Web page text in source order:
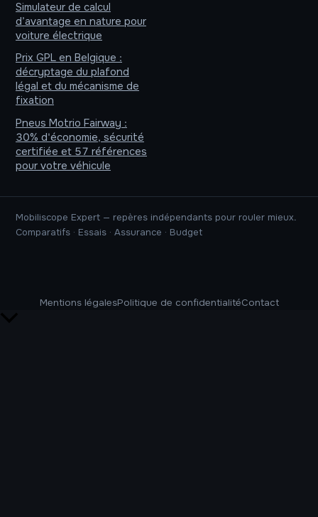
Simulateur de calcul
d’avantage en nature pour
voiture électrique
Prix GPL en Belgique :
décryptage du plafond
légal et du mécanisme de
fixation
Pneus Motrio Fairway :
30% d'économie, sécurité
certifiée et 57 références
pour votre véhicule
Mobiliscope Expert — repères indépendants pour rouler mieux.
Comparatifs · Essais · Assurance · Budget
Mentions légalesPolitique de confidentialitéContact